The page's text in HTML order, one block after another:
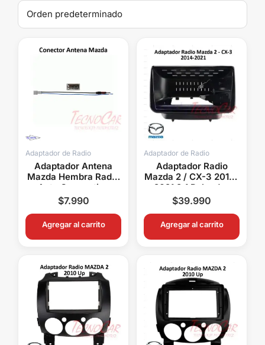
Adaptador de Radio
Adaptador Antena
Mazda Hembra Radio
Auto Connection
ANTMAZDA
$7.990
Agregar al carrito
Adaptador de Radio
Adaptador Radio
Mazda 2 / CX-3 2014-
2021 9.1 Pulgadas
$39.990
Agregar al carrito